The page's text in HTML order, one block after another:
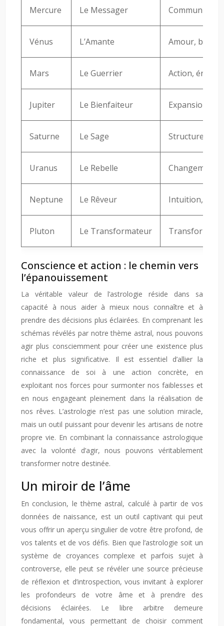
Mercure Le Messager
Vénus L’Amante Amour,
Mars Le Guerrier Action,
Jupiter Le Bienfaiteur Expansion,
Saturne Le Sage Structure,
Uranus Le Rebelle Changement,
Neptune Le Rêveur Intuition,
Pluton Le Transformateur
Conscience et action : le chemin vers
l’épanouissement
La véritable valeur de l’astrologie réside dans sa
capacité à nous aider à mieux nous connaître et à
prendre des décisions plus éclairées. En comprenant les
schémas révélés par notre thème astral, nous pouvons
agir plus consciemment pour créer une existence plus
riche et plus significative. Il est essentiel d’allier la
connaissance de soi à une action concrète, en
exploitant nos forces pour surmonter nos faiblesses et
en nous engageant pleinement dans la réalisation de
nos rêves. L’astrologie n’est pas une solution miracle,
mais un outil puissant pour devenir les artisans de notre
propre vie. En combinant la connaissance astrologique
avec la volonté d’agir, nous pouvons véritablement
transformer notre destinée.
Un miroir de l’âme
En conclusion, le thème astral, calculé à partir de vos
données de naissance, est un outil captivant qui peut
vous offrir un aperçu singulier de votre être profond, de
vos talents et de vos défis. Bien que l’astrologie soit un
système de croyances complexe et parfois sujet à
controverse, elle peut se révéler une source précieuse
de réflexion et d’introspection, vous invitant à explorer
les profondeurs de votre âme et à prendre des
décisions éclairées. Le libre arbitre demeure
fondamental, vous permettant de choisir comment